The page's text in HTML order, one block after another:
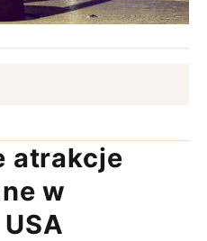
atrakcje
w